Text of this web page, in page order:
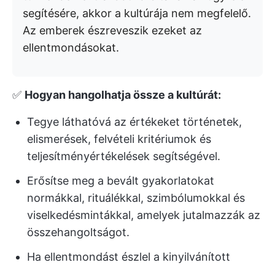
segítésére, akkor a kultúrája nem megfelelő.
Az emberek észreveszik ezeket az
ellentmondásokat.
✅ Hogyan hangolhatja össze a kultúrát:
Tegye láthatóvá az értékeket történetek,
elismerések, felvételi kritériumok és
teljesítményértékelések segítségével.
Erősítse meg a bevált gyakorlatokat
normákkal, rituálékkal, szimbólumokkal és
viselkedésmintákkal, amelyek jutalmazzák az
összehangoltságot.
Ha ellentmondást észlel a kinyilvánított